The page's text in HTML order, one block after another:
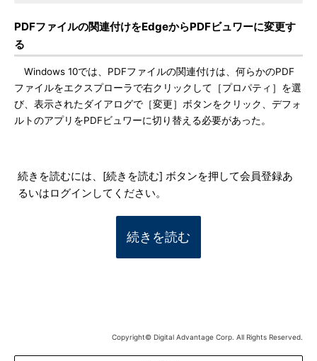
PDFファイルの関連付けをEdgeからPDFビュワーに変更す
る
Windows 10では、PDFファイルの関連付けは、何らかのPDF
ファイルをエクスプローラで右クリックして［プロパティ］を選
び、表示されたダイアログで［変更］ボタンをクリック、デフォ
ルトのアプリをPDFビュワーに切り替える必要があった。
続きを読むには、[続きを読む] ボタンを押して会員登録あ
るいはログインしてください。
続きを読む
Copyright© Digital Advantage Corp. All Rights Reserved.